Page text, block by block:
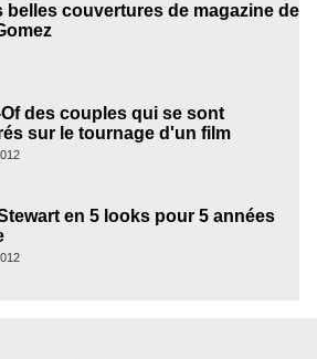
belles couvertures de magazine de
des couples qui se sont
sur le tournage d'un film
en 5 looks pour 5 années